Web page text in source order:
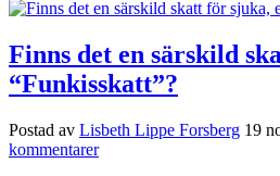
Finns det en särskild
“Funkisskatt”?
Postad av Lisbeth Lippe Forsberg 19
kommentarer